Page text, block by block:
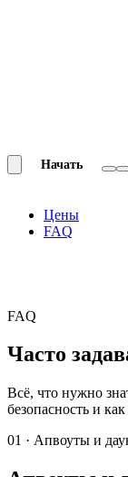
Начать
Цены
FAQ
FAQ
Часто
Всё, что нужно
безопасность и как
01 · Апвоуты и